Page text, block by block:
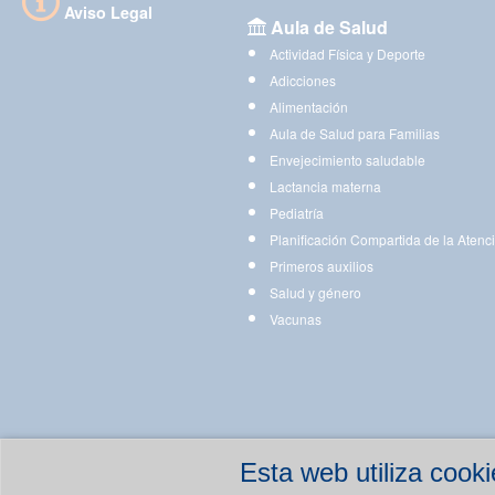
Esta web utiliza
Aviso Legal
Aula de Salud
Actividad Física y Deporte
Adicciones
Alimentación
Aula de Salud para Familias
Envejecimiento saludable
Lactancia materna
Pediatría
Planificación Compartida de la
Primeros auxilios
Salud y género
Vacunas